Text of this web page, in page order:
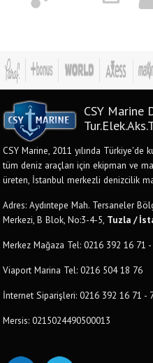
CSY Marine
CSY Marine, 2011 yılında Türkiye'de
tüm deniz araçları için ekipman ve
üreten, İstanbul merkezli denizcilik
Adres: Aydıntepe Mah. Tersaneler
Merkezi, B Blok, No:3-4-5, Tuzla /
Merkez Mağaza Tel: 0216 392 16 71 -
Viaport Marina Tel: 0216 504 18 76
İnternet Siparişleri: 0216 392 16 71 -
Mersis: 0215024490500013